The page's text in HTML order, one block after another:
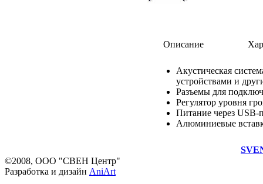
Описание
Акустическая
устройствами и
Разъемы для
Регулятор уровня
Питание через
Алюминиевые
©2008, ООО "СВЕН Центр"
Разработка и дизайн AniArt